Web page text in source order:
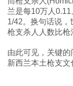
兰是每10万人
1/42。换句话说，
枪支杀人人数比枪
由此可见，关键
新西兰本土枪支文